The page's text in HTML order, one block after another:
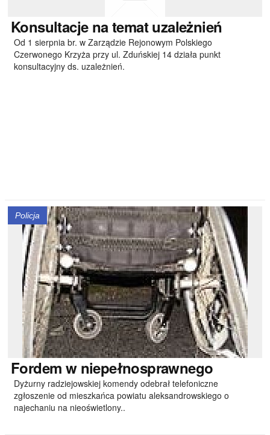
Konsultacjena temat uzależnień
Od 1 sierpnia br. w Zarządzie Rejonowym Polskiego
Czerwonego Krzyża przy ul. Zduńskiej 14 działa punkt
konsultacyjny ds. uzależnień.
Policja
Fordem w niepełnosprawnego
Dyżurny radziejowskiej komendy odebrał telefoniczne
zgłoszenie od mieszkańca powiatu aleksandrowskiego o
najechaniu na nieoświetlony..